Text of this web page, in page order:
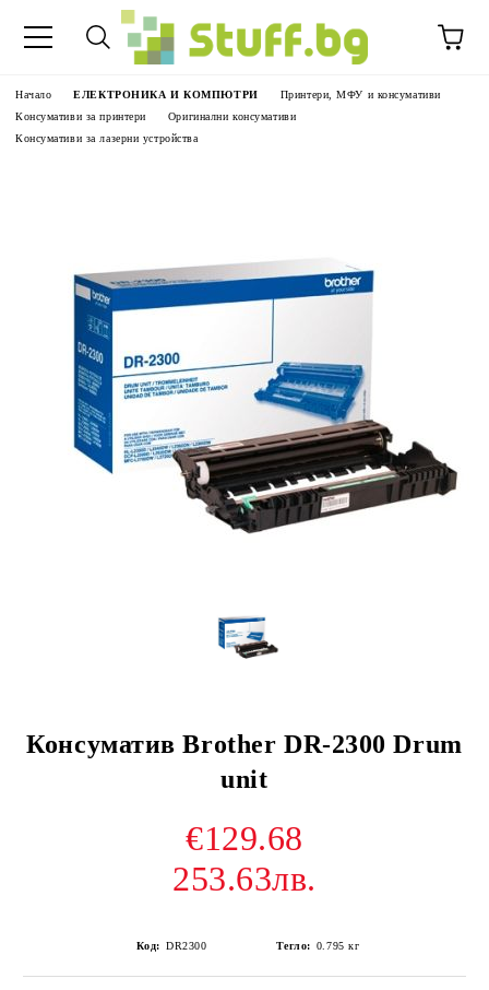
Начало ЕЛЕКТРОНИКА И КОМПЮТРИ
Принтери, МФУ и консумативи
Консумативи за принтери
Оригинални консумативи
Консумативи за лазерни устройства
Консуматив Brother DR-2300 Drum
unit
€129.68
253.63лв.
Код: DR2300 Тегло: 0.795 кг